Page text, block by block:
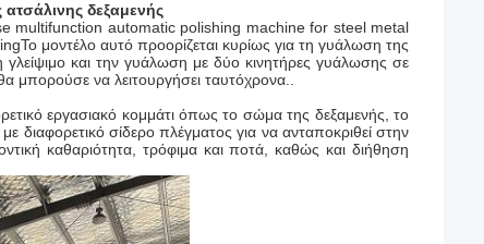
δεξαμενής
multifunction automatic polishing machine for steel metal
μοντέλο αυτό προορίζεται κυρίως για τη γυάλωση της
γλείψιμο και την γυάλωση με δύο κινητήρες γυάλωσης σε
μπορούσε να λειτουργήσει ταυτόχρονα..
εργασιακό κομμάτι όπως το σώμα της δεξαμενής, το
διαφορετικό σίδερο πλέγματος για να ανταποκριθεί στην
καθαριότητα, τρόφιμα και ποτά, καθώς και διήθηση